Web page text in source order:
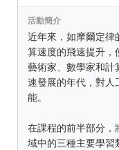
活動簡介
近年來，如摩爾定
算速度的飛速提升
藝術家、數學家和計
速發展的年代，對
能。
在課程的前半部分
域中的三種主要學習